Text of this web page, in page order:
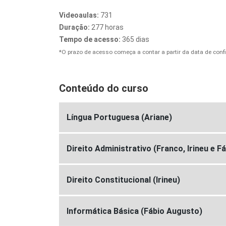
Videoaulas: 731
Duração: 277 horas
Tempo de acesso: 365 dias
*O prazo de acesso começa a contar a partir da data de
Conteúdo do curso
Língua Portuguesa (Ariane)
Direito Administrativo (Franco, Irineu e
Direito Constitucional (Irineu)
Informática Básica (Fábio Augusto)